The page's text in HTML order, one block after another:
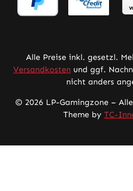
Alle Preise inkl. gesetzl.
Versandkosten und ggf.
nicht anders
© 2026 LP-Gamingzone –
Theme by TC-